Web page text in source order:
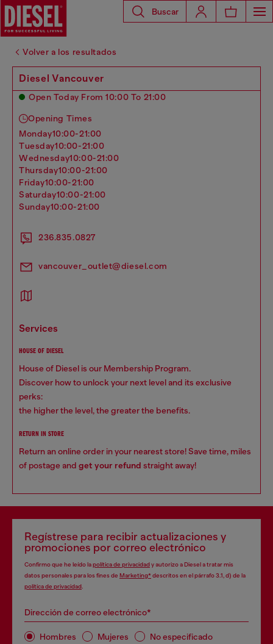
Buscar
Volver a los resultados
Diesel Vancouver
Open Today From 10:00 To 21:00
Opening Times
monday10:00-21:00
tuesday10:00-21:00
wednesday10:00-21:00
thursday10:00-21:00
friday10:00-21:00
saturday10:00-21:00
sunday10:00-21:00
236.835.0827
vancouver_outlet@diesel.com
services
HOUSE OF DIESEL
House of Diesel is our Membership Program.
Discover how to unlock your next level and its exclusive
perks:
the higher the level, the greater the benefits.
RETURN IN STORE
Return an online order in your nearest store! Save time, miles
of postage and get your refund straight away!
Regístrese para recibir actualizaciones y
promociones por correo electrónico
Confirmo que he leído lapolítica de privacidady autorizo a Diesel a tratar mis
datos personales para los fines de Marketing*descritos en el párrafo 3.1, d) de la
política de privacidad
Dirección de correo electrónico*
Hombres Mujeres No especificado